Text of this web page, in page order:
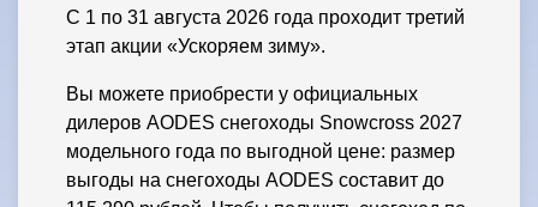
С 1 по 31 августа 2026 года проходит третий
этап акции «Ускоряем зиму».
Вы можете приобрести у официальных
дилеров AODES снегоходы Snowcross 2027
модельного года по выгодной цене: размер
выгоды на снегоходы AODES составит до